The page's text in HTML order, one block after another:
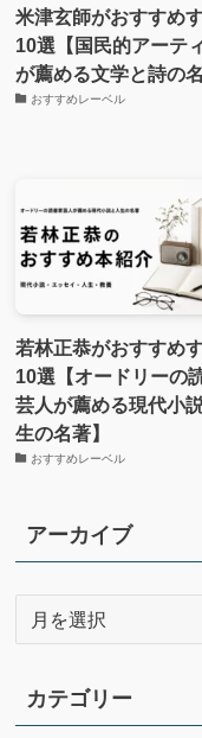
米津玄師がおすすめ
10選【国民的アーテ
が薦める文学と詩の名
おすすめレーベル
若林正恭がおすすめ
10選【オードリーの
芸人が薦める現代小
生の名著】
おすすめレーベル
アーカイブ
イ
ブ
カテゴリー